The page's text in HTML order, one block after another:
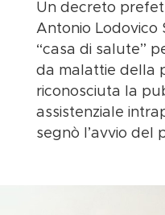
Un decreto
Antonio Lodovico
“casa di salute”
da malattie della
riconosciuta la
assistenziale
segnò l’avvio del